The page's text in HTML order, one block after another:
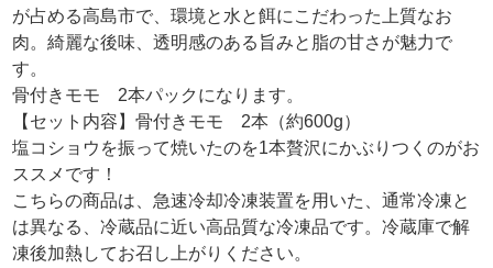
が占める高島市で、環境と水と餌にこだわった上質なお
肉。綺麗な後味、透明感のある旨みと脂の甘さが魅力で
す。
骨付きモモ 2本パックになります。
【セット内容】骨付きモモ 2本（約600g）
塩コショウを振って焼いたのを1本贅沢にかぶりつくのがお
ススメです！
こちらの商品は、急速冷却冷凍装置を用いた、通常冷凍と
は異なる、冷蔵品に近い高品質な冷凍品です。冷蔵庫で解
凍後加熱してお召し上がりください。